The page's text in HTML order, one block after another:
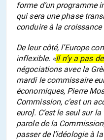
forme d’un programme
qui sera une phase
conduire à la croissance
De leur côté, l’Europe
inflexible. «Il n’y a pas
négociations avec la
mardi le commissaire
économiques, Pierre
Commission, c’est un
euro]. C’est le seul sur
parole de la
passer de l’idéologie à